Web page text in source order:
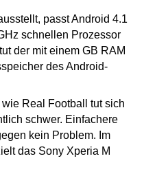
passt Android 4.1
schnellen Prozessor
der mit einem GB RAM
des Android-
Real Football tut sich
schwer. Einfachere
kein Problem. Im
das Sony Xperia M